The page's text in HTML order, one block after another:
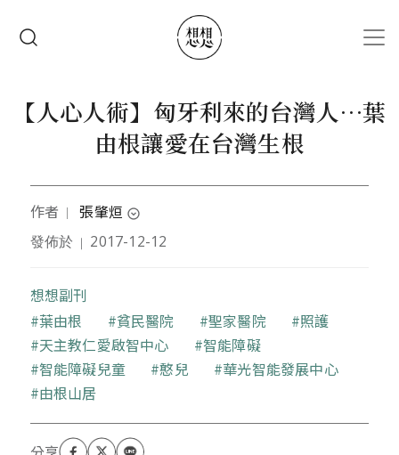
【人心人術】匈牙利來的台灣人⋯葉
由根讓愛在台灣生根
作者 ｜ 張肇烜 expand_circle_down
作者為醫師
發佈於 ｜ 2017-12-12
想想副刊
關鍵字
葉由根 貧民醫院 聖家醫院
照護
天主教仁愛啟智中心
智能障礙
智能障礙兒童
憨兒
華光智能發展中心
由根山居